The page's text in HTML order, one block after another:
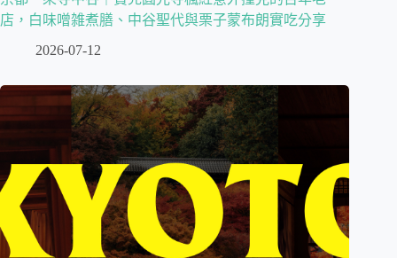
店，白味噌雑煮膳、中谷聖代與栗子蒙布朗實吃分享
2026-07-12